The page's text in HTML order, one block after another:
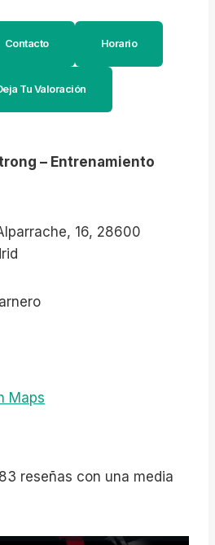
Contacto Horario
Tu Valoración
– Entrenamiento
16, 28600
Maps
reseñas con una media